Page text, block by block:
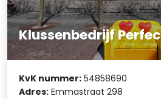
Klussenbedrijf
KvK nummer: 54858690
Adres: Emmastraat 298